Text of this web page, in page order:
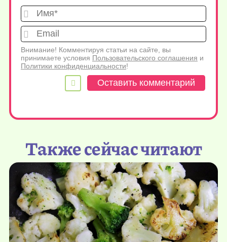
Имя*
Внимание! Комментируя статьи на сайте, вы
принимаете условия Пользовательского соглашения и
Политики конфиденциальности!
Также сейчас читают